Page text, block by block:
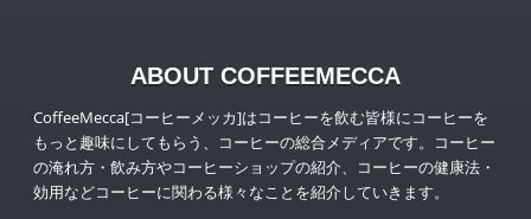
ABOUT COFFEEMECCA
CoffeeMecca[コーヒーメッカ]はコーヒーを飲む皆様にコーヒーを
もっと趣味にしてもらう、コーヒーの総合メディアです。コーヒー
の淹れ方・飲み方やコーヒーショップの紹介、コーヒーの健康法・
効用などコーヒーに関わる様々なことを紹介していきます。